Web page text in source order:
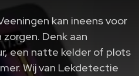
kan ineens voor
Denk aan
een natte kelder of plots
Wij van Lekdetectie